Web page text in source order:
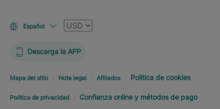
Español Moneda
Descarga la APP
Mapa del sitio Nota legal Afiliados Politica de cookies
Política de privacidad Confianza online y métodos de pago